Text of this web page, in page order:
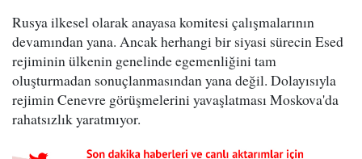
Rusya ilkesel olarak anayasa komitesi çalışmalarının
devamından yana. Ancak herhangi bir siyasi sürecin Esed
rejiminin ülkenin genelinde egemenliğini tam
oluşturmadan sonuçlanmasından yana değil. Dolayısıyla
rejimin Cenevre görüşmelerini yavaşlatması Moskova'da
rahatsızlık yaratmıyor.